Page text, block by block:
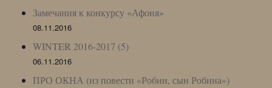
Замечания к конкурсу «Афоня»
08.11.2016
WINTER 2016-2017 (5)
06.11.2016
ПРО ОКНА (из повести «Робин, сын Робина»)